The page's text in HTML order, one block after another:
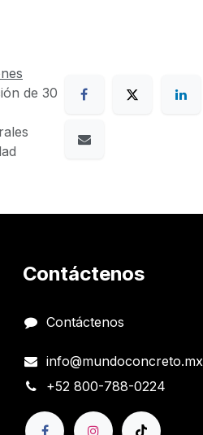
de 30
Contáctenos
Contáctenos
info@mundoconcreto.mx
+52 800-788-0224